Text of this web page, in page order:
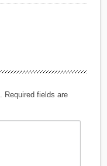
Required fields are